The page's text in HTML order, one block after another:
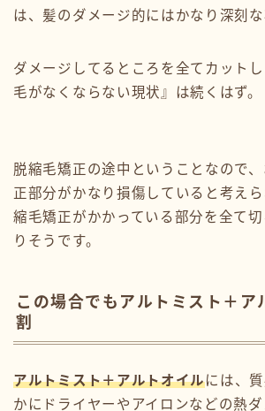
は、髪のダメージ的にはかなり深刻な
ダメージしてるところを全てカット
毛がなくならない現状』は続くはず。
脱縮毛矯正の途中ということなので
正部分がかなり損傷していると考え
縮毛矯正がかかっている部分を全て
りそうです。
この場合でもアルトミスト＋ア
割
アルトミスト＋アルトオイルには、
かにドライヤーやアイロンなどの熱